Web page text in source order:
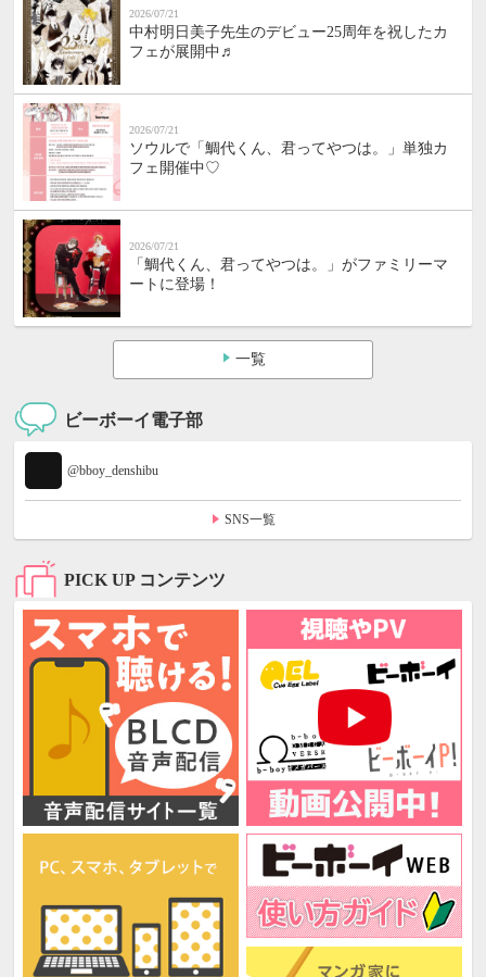
2026/07/21
中村明日美子先生のデビュー25周年を祝したカ
フェが展開中♬
2026/07/21
ソウルで「鯛代くん、君ってやつは。」単独カ
フェ開催中♡
2026/07/21
「鯛代くん、君ってやつは。」がファミリーマ
ートに登場！
一覧
ビーボーイ電子部
@bboy_denshibu
SNS一覧
PICK UP コンテンツ